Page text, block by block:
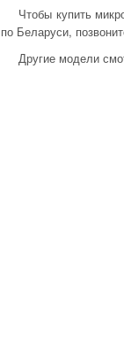
Чтобы купить
по Беларуси,
Другие модели